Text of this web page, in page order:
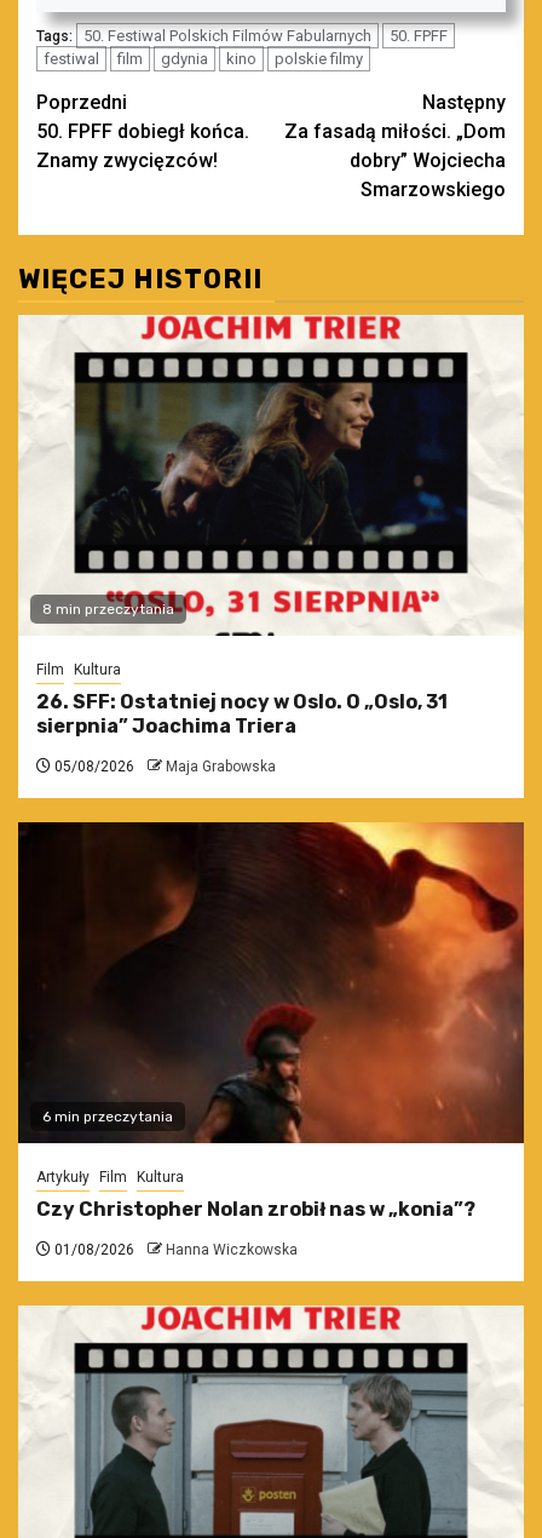
Tags: 50. Festiwal Polskich Filmów Fabularnych
50. FPFF
festiwal
film gdynia kino polskie filmy
Zobacz
wpisy
Poprzedni
50. FPFF dobiegł końca.
Znamy zwycięzców!
Następny
Za fasadą miłości. „Dom
dobry” Wojciecha
Smarzowskiego
WIĘCEJ HISTORII
8 min przeczytania
Film Kultura
26. SFF: Ostatniej nocy w Oslo. O „Oslo, 31
sierpnia” Joachima Triera
05/08/2026 Maja Grabowska
6 min przeczytania
Artykuły Film Kultura
Czy Christopher Nolan zrobił nas w „konia”?
01/08/2026 Hanna Wiczkowska